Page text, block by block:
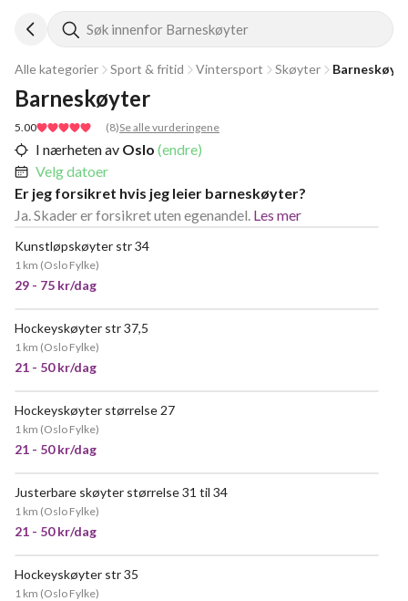
Søk innenfor Barneskøyter
Alle kategorier Sport & fritid Vintersport Skøyter
5.00 (8)Se alle vurderingene
Barneskøyter
I nærheten av Oslo (endre)
Velg datoer
Er jeg forsikret hvis jeg leier barneskøyter?
Ja. Skader er forsikret uten egenandel. Les mer
Kunstløpskøyter str 34
1 km (Oslo Fylke)
29 - 75 kr/dag
Hockeyskøyter str 37,5
1 km (Oslo Fylke)
21 - 50 kr/dag
Hockeyskøyter størrelse 27
1 km (Oslo Fylke)
21 - 50 kr/dag
Justerbare skøyter størrelse 31 til 34
1 km (Oslo Fylke)
21 - 50 kr/dag
Hockeyskøyter str 35
1 km (Oslo Fylke)